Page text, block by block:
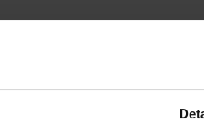
te dragen.
zachte, warme binnenlaag.